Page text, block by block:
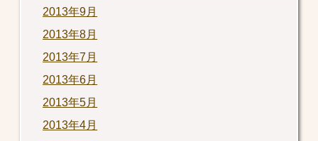
2013年9月
2013年8月
2013年7月
2013年6月
2013年5月
2013年4月